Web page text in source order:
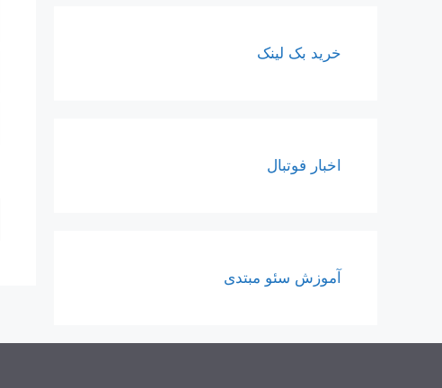
خرید بک لینک
اخبار فوتبال
آموزش سئو مبتدی